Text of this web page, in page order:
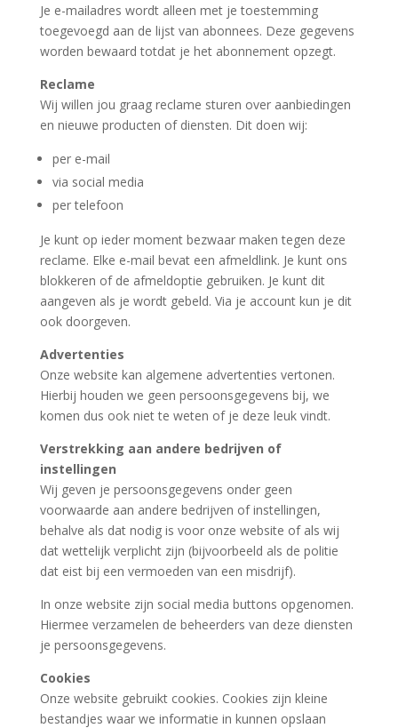
Je e-mailadres wordt alleen met je toestemming
toegevoegd aan de lijst van abonnees. Deze gegevens
worden bewaard totdat je het abonnement opzegt.
Reclame
Wij willen jou graag reclame sturen over aanbiedingen
en nieuwe producten of diensten. Dit doen wij:
per e-mail
via social media
per telefoon
Je kunt op ieder moment bezwaar maken tegen deze
reclame. Elke e-mail bevat een afmeldlink. Je kunt ons
blokkeren of de afmeldoptie gebruiken. Je kunt dit
aangeven als je wordt gebeld. Via je account kun je dit
ook doorgeven.
Advertenties
Onze website kan algemene advertenties vertonen.
Hierbij houden we geen persoonsgegevens bij, we
komen dus ook niet te weten of je deze leuk vindt.
Verstrekking aan andere bedrijven of
instellingen
Wij geven je persoonsgegevens onder geen
voorwaarde aan andere bedrijven of instellingen,
behalve als dat nodig is voor onze website of als wij
dat wettelijk verplicht zijn (bijvoorbeeld als de politie
dat eist bij een vermoeden van een misdrijf).
In onze website zijn social media buttons opgenomen.
Hiermee verzamelen de beheerders van deze diensten
je persoonsgegevens.
Cookies
Onze website gebruikt cookies. Cookies zijn kleine
bestandjes waar we informatie in kunnen opslaan